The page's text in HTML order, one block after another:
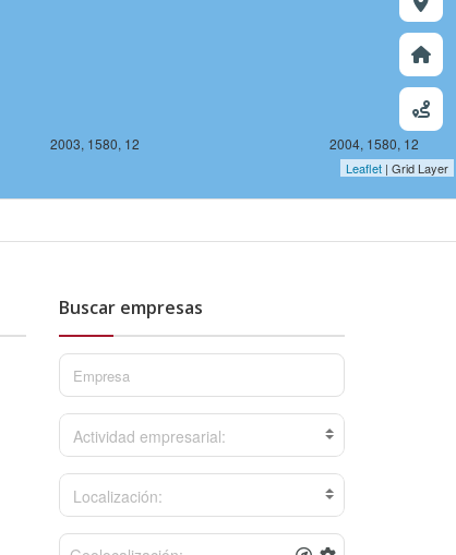
2003, 1580, 12 2004, 1580, 12
Leaflet | Grid Layer
Buscar empresas
Actividad empresarial:
Localización: